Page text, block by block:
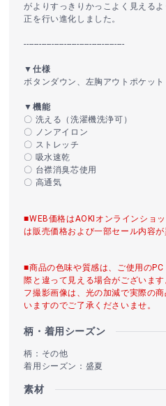
がよりすっきりかっこよく見える
正を行い進化しました。
----------------------------------------
▼仕様
ボタンダウン、左胸アウトポケット
▼機能
〇 洗える（洗濯機洗浄可）
〇 ノンアイロン
〇 ストレッチ
〇 吸水速乾
〇 台襟消臭芯使用
〇 高通気
■WEB価格はAOKIオンラインショ
は販売価格および一部セール内容が
■商品の色味や質感は、ご使用の
際と違って見える場合がございま
フ撮影画像は、光の加減で実際の
いますのでご了承くださいませ。
柄・着用シーズン
柄：その他
着用シーズン：盛夏
素材